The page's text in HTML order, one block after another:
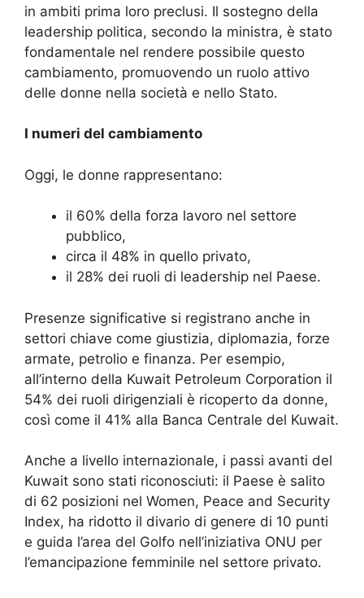
in ambiti prima loro preclusi. Il sostegno della
leadership politica, secondo la ministra, è stato
fondamentale nel rendere possibile questo
cambiamento, promuovendo un ruolo attivo
delle donne nella società e nello Stato.
I numeri del cambiamento
Oggi, le donne rappresentano:
il 60% della forza lavoro nel settore
pubblico,
circa il 48% in quello privato,
il 28% dei ruoli di leadership nel Paese.
Presenze significative si registrano anche in
settori chiave come giustizia, diplomazia, forze
armate, petrolio e finanza. Per esempio,
all’interno della Kuwait Petroleum Corporation il
54% dei ruoli dirigenziali è ricoperto da donne,
così come il 41% alla Banca Centrale del Kuwait.
Anche a livello internazionale, i passi avanti del
Kuwait sono stati riconosciuti: il Paese è salito
di 62 posizioni nel Women, Peace and Security
Index, ha ridotto il divario di genere di 10 punti
e guida l’area del Golfo nell’iniziativa ONU per
l’emancipazione femminile nel settore privato.